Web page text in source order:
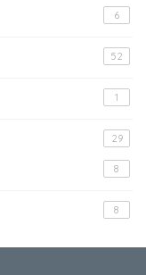
6
52
1
29
8
8